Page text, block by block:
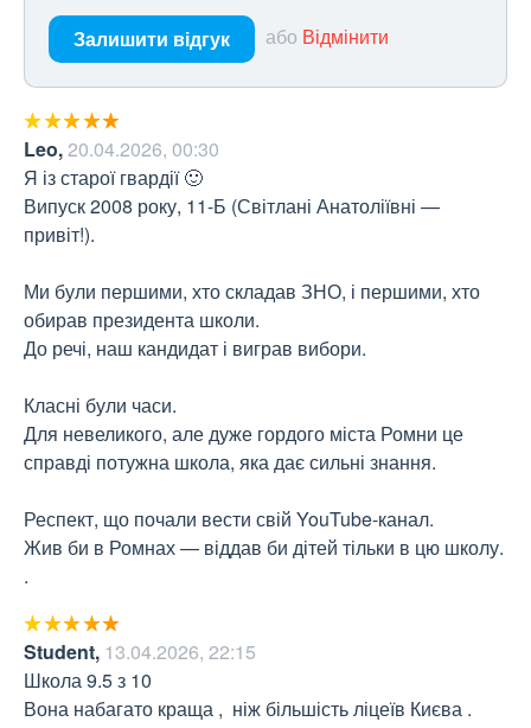
Залишити відгук або Відмінити
Leo,20.04.2026, 00:30
Я із старої гвардії 🙂
Випуск 2008 року, 11-Б (Світлані Анатоліївні —
привіт!).
Ми були першими, хто складав ЗНО, і першими, хто
обирав президента школи.
До речі, наш кандидат і виграв вибори.
Класні були часи.
Для невеликого, але дуже гордого міста Ромни це
справді потужна школа, яка дає сильні знання.
Респект, що почали вести свій YouTube-канал.
Жив би в Ромнах — віддав би дітей тільки в цю школу.
.
Student, 13.04.2026, 22:15
Школа 9.5 з 10
Вона набагато краща ,  ніж більшість ліцеїв Києва .